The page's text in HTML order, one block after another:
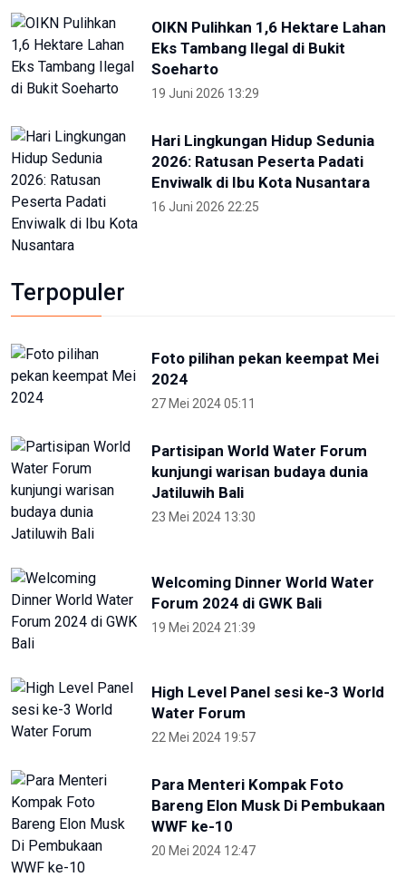
OIKN Pulihkan 1,6 Hektare Lahan
Eks Tambang Ilegal di Bukit
Soeharto
19 Juni 2026 13:29
Hari Lingkungan Hidup Sedunia
2026: Ratusan Peserta Padati
Enviwalk di Ibu Kota Nusantara
16 Juni 2026 22:25
Terpopuler
Foto pilihan pekan keempat Mei
2024
27 Mei 2024 05:11
Partisipan World Water Forum
kunjungi warisan budaya dunia
Jatiluwih Bali
23 Mei 2024 13:30
Welcoming Dinner World Water
Forum 2024 di GWK Bali
19 Mei 2024 21:39
High Level Panel sesi ke-3 World
Water Forum
22 Mei 2024 19:57
Para Menteri Kompak Foto
Bareng Elon Musk Di Pembukaan
WWF ke-10
20 Mei 2024 12:47